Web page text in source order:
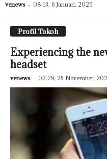
venews - 08:13, 6 Januari, 2026
Profil Tokoh
Experiencing the
headset
venews - 02:29, 25 November,